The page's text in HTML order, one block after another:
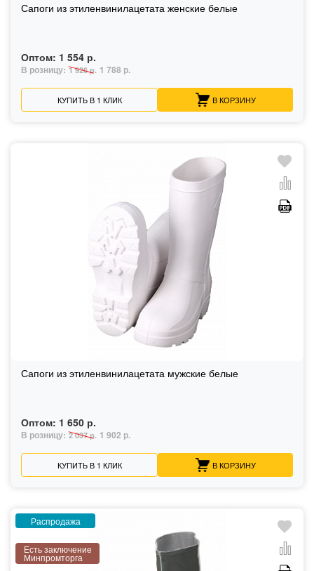
Сапоги из этиленвинилацетата женские белые
Оптом: 1 554 р.
В розницу: 1 926 р. 1 788 р.
КУПИТЬ В 1 КЛИК В КОРЗИНУ
Сапоги из этиленвинилацетата мужские белые
Оптом: 1 650 р.
В розницу: 2 037 р. 1 902 р.
КУПИТЬ В 1 КЛИК В КОРЗИНУ
Распродажа
Есть заключение
Минпромторга